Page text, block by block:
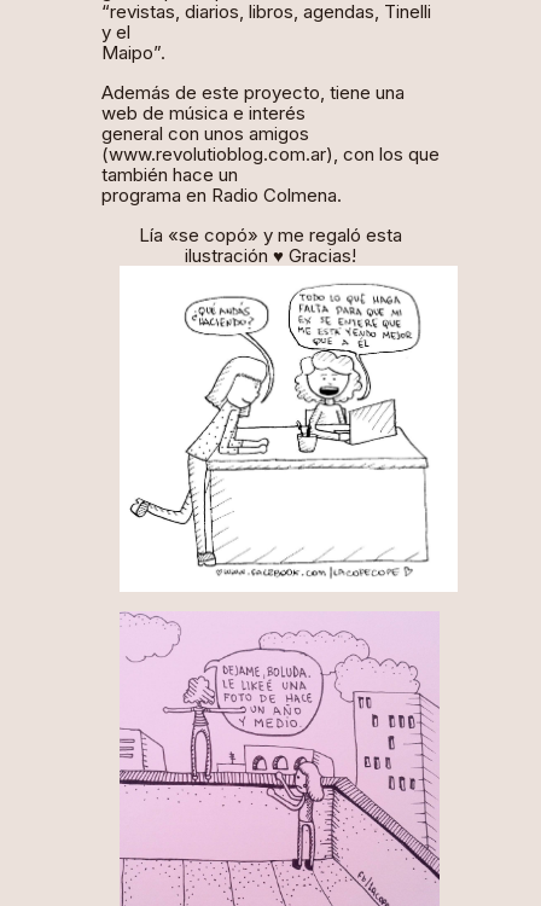
“revistas, diarios, libros, agendas, Tinelli
y el
Maipo”.
Además de este proyecto, tiene una
web de música e interés
general con unos amigos
(www.revolutioblog.com.ar), con los que
también hace un
programa en Radio Colmena.
Lía «se copó» y me regaló esta
ilustración ♥ Gracias!